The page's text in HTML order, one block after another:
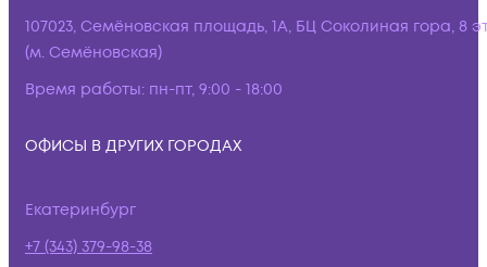
107023, Семёновская площадь, 1А, БЦ Соколиная гора, 8
(м. Семёновская)
Время работы: пн-пт, 9:00 - 18:00
ОФИСЫ В ДРУГИХ ГОРОДАХ
Екатеринбург
+7 (343) 379-98-38